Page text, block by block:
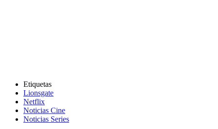
Etiquetas
Lionsgate
Netflix
Noticias Cine
Noticias Series